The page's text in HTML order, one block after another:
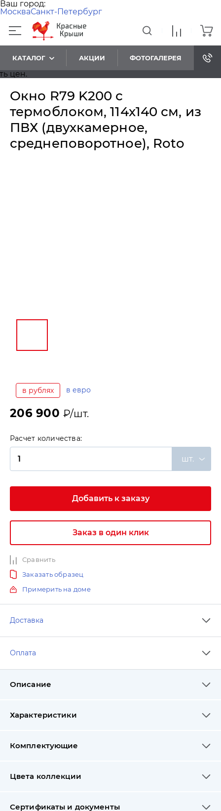
Ваш город:
МоскваСанкт-Петербург
КАТАЛОГ АКЦИИ ФОТОГАЛЕРЕЯ
Окно R79 K200 с
термоблоком, 114х140 см, из
ПВХ (двухкамерное,
среднеповоротное), Roto
в рублях в евро
206 900₽/шт.
Расчет количества:
шт.
Добавить к заказу
Заказ в один клик
Сравнить
Заказать образец
Примерить на доме
Доставка
Оплата
Описание
Характеристики
Комплектующие
Цвета коллекции
Сертификаты и документы